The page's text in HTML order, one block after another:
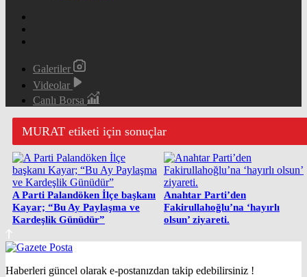
Galeriler
Videolar
Canlı Borsa
MURAT etiketi için sonuçlar
A Parti Palandöken İlçe başkanı
Kayar; “Bu Ay Paylaşma ve
Kardeşlik Günüdür”
Anahtar Parti’den
Fakirullahoğlu’na ‘hayırlı
olsun’ ziyareti.
Haberleri güncel olarak e-postanızdan takip edebilirsiniz !